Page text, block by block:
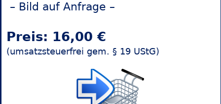
– Bild auf Anfrage –
Preis: 16,00 €
(umsatzsteuerfrei gem. § 19 UStG)